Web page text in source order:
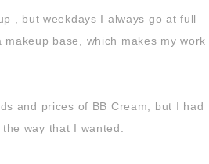
, but weekdays I always go at full
makeup base, which makes my work
and prices of BB Cream, but I had
way that I wanted.